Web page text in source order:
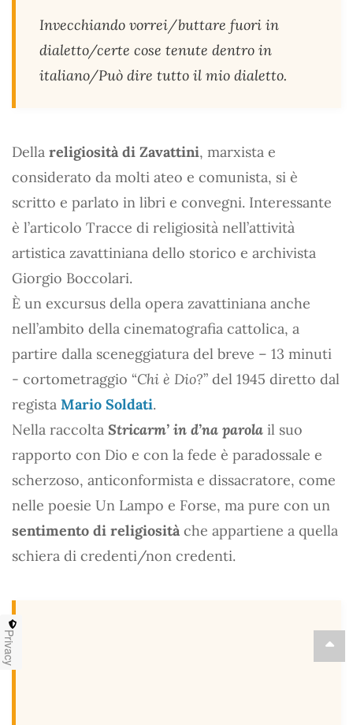
Invecchiando vorrei/buttare fuori in
dialetto/certe cose tenute dentro in
italiano/Può dire tutto il mio dialetto.
Della religiosità di Zavattini, marxista e
considerato da molti ateo e comunista, si è
scritto e parlato in libri e convegni. Interessante
è l’articolo Tracce di religiosità nell’attività
artistica zavattiniana dello storico e archivista
Giorgio Boccolari.
È un excursus della opera zavattiniana anche
nell’ambito della cinematografia cattolica, a
partire dalla sceneggiatura del breve – 13 minuti
- cortometraggio “Chi è Dio?” del 1945 diretto dal
regista Mario Soldati.
Nella raccolta Stricarm’ in d’na parola il suo
rapporto con Dio e con la fede è paradossale e
scherzoso, anticonformista e dissacratore, come
nelle poesie Un Lampo e Forse, ma pure con un
sentimento di religiosità che appartiene a quella
schiera di credenti/non credenti.
Privacy